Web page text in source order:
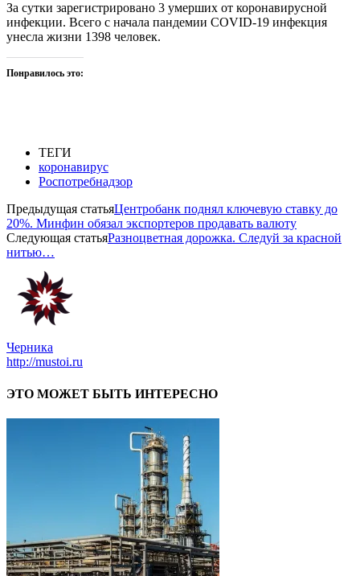
За сутки зарегистрировано 3 умерших от коронавирусной
инфекции. Всего с начала пандемии COVID-19 инфекция
унесла жизни 1398 человек.
Понравилось это:
ТЕГИ
коронавирус
Роспотребнадзор
Предыдущая статьяЦентробанк поднял ключевую ставку до
20%. Минфин обязал экспортеров продавать валюту
Следующая статьяРазноцветная дорожка. Следуй за красной
нитью…
Черника
http://mustoi.ru
ЭТО МОЖЕТ БЫТЬ ИНТЕРЕСНО